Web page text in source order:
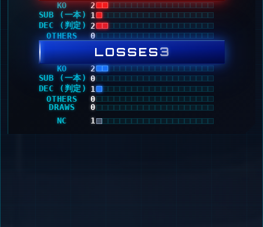
KO
2
SUB (一本)
1
DEC (判定)
2
OTHERS
0
LOSSES3
KO
2
SUB (一本) 0
DEC (判定)
1
OTHERS
0
DRAWS
0
NC
1